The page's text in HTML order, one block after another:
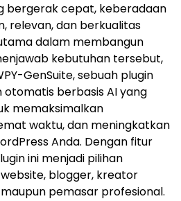
bergerak cepat, keberadaan
relevan, dan berkualitas
dalam membangun
kebutuhan tersebut,
GenSuite, sebuah plugin
berbasis AI yang
memaksimalkan
waktu, dan meningkatkan
Anda. Dengan fitur
ini menjadi pilihan
blogger, kreator
pemasar profesional.